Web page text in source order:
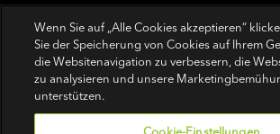
Wenn Sie auf „Alle Cookies akzeptieren“
Sie der Speicherung von Cookies auf Ihrem
die Websitenavigation zu verbessern, die
zu analysieren und unsere
unterstützen.